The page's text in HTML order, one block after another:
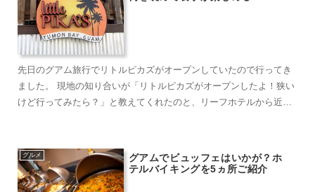
先日のグアム旅行でリトルピカズがオープンしていたので行ってき
ました。 現地の知り合いが「リトルピカズがオープンしたよ！狭い
けど行ってみたら？」と教えてくれたのと、リーフホテルから近か
グルメ
グアムでビュッフェはいかが？ホ
テルバイキングを5ヵ所ご紹介